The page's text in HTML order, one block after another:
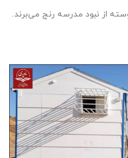
از نبود مدرسه رنج می‌برند.